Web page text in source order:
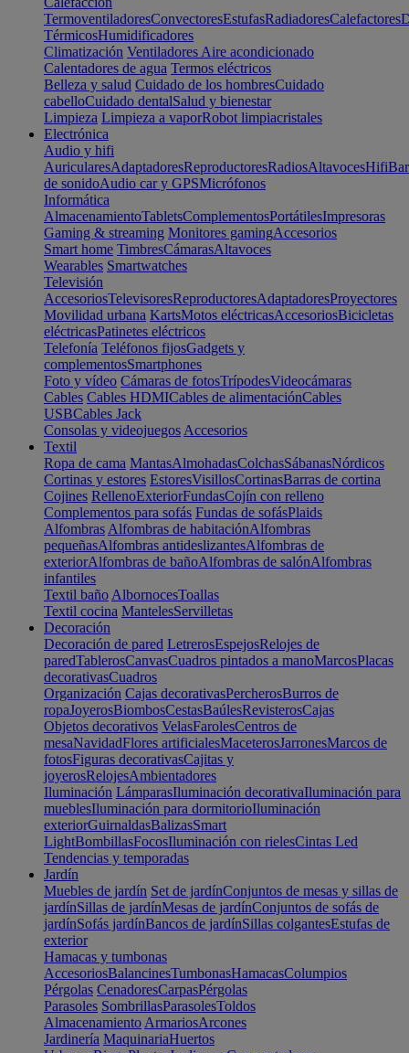
TermoventiladoresConvectoresEstufasRadiadoresCalefactores
TérmicosHumidificadores
Climatización Ventiladores Aire acondicionado
Calentadores de agua Termos eléctricos
Belleza y salud Cuidado de los hombresCuidado
cabelloCuidado dentalSalud y bienestar
Limpieza Limpieza a vaporRobot limpiacristales
Electrónica
Audio y hifi
AuricularesAdaptadoresReproductoresRadiosAltavocesHifi
de sonidoAudio car y GPSMicrófonos
Informática
AlmacenamientoTabletsComplementosPortátilesImpresoras
Gaming & streaming Monitores gamingAccesorios
Smart home TimbresCámarasAltavoces
Wearables Smartwatches
Televisión
AccesoriosTelevisoresReproductoresAdaptadoresProyectores
Movilidad urbana KartsMotos eléctricasAccesoriosBicicletas
eléctricasPatinetes eléctricos
Telefonía Teléfonos fijosGadgets y
complementosSmartphones
Foto y vídeo Cámaras de fotosTrípodesVideocámaras
Cables Cables HDMICables de alimentaciónCables
USBCables Jack
Consolas y videojuegos Accesorios
Textil
Ropa de cama MantasAlmohadasColchasSábanasNórdicos
Cortinas y estores EstoresVisillosCortinasBarras de cortina
Cojines RellenoExteriorFundasCojín con relleno
Complementos para sofás Fundas de sofásPlaids
Alfombras Alfombras de habitaciónAlfombras
pequeñasAlfombras antideslizantesAlfombras de
exteriorAlfombras de bañoAlfombras de salónAlfombras
infantiles
Textil baño AlbornocesToallas
Textil cocina MantelesServilletas
Decoración
Decoración de pared LetrerosEspejosRelojes de
paredTablerosCanvasCuadros pintados a manoMarcosPlacas
decorativasCuadros
Organización Cajas decorativasPercherosBurros de
ropaJoyerosBiombosCestasBaúlesRevisterosCajas
Objetos decorativos VelasFarolesCentros de
mesaNavidadFlores artificialesMaceterosJarronesMarcos de
fotosFiguras decorativasCajitas y
joyerosRelojesAmbientadores
Iluminación LámparasIluminación decorativaIluminación para
mueblesIluminación para dormitorioIluminación
exteriorGuirnaldasBalizasSmart
LightBombillasFocosIluminación con rielesCintas Led
Tendencias y temporadas
Jardín
Muebles de jardín Set de jardínConjuntos de mesas y sillas de
jardínSillas de jardínMesas de jardínConjuntos de sofás de
jardínSofás jardínBancos de jardínSillas colgantesEstufas de
exterior
Hamacas y tumbonas
AccesoriosBalancinesTumbonasHamacasColumpios
Pérgolas CenadoresCarpasPérgolas
Parasoles SombrillasParasolesToldos
Almacenamiento ArmariosArcones
Jardinería MaquinariaHuertos